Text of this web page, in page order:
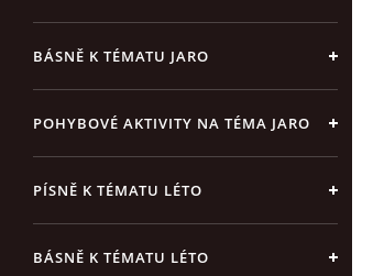
BÁSNĚ K TÉMATU JARO
POHYBOVÉ AKTIVITY NA TÉMA JARO
PÍSNĚ K TÉMATU LÉTO
BÁSNĚ K TÉMATU LÉTO